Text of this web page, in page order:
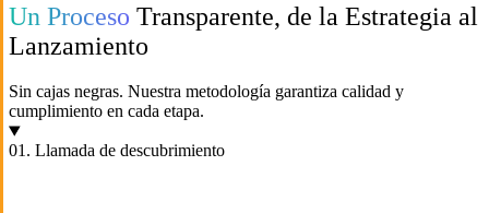
Un Proceso Transparente, de la Estrategia al
Lanzamiento
Sin cajas negras. Nuestra metodología garantiza calidad y
cumplimiento en cada etapa.
01. Llamada de descubrimiento